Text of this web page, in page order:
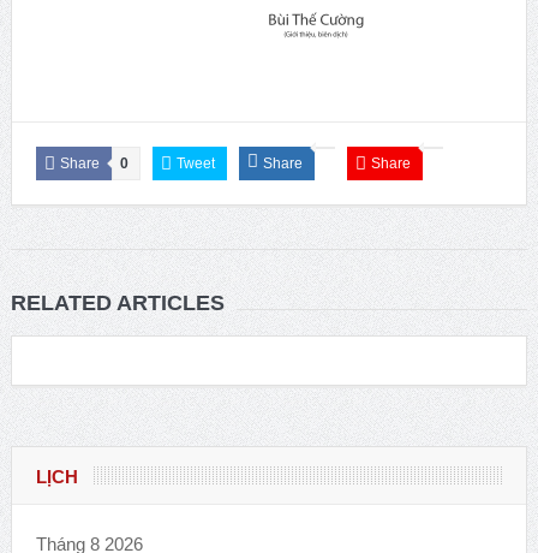
Share 0 Tweet Share Share
RELATED ARTICLES
LỊCH
Tháng 8 2026